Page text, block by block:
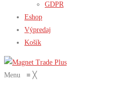
GDPR
Eshop
Výpredaj
Košík
Menu ≡ ╳